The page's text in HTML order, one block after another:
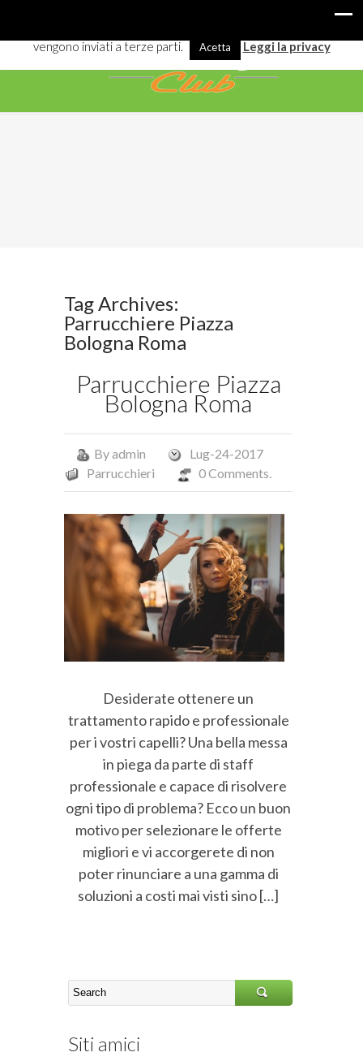
Tag Archives:
Parrucchiere Piazza
Bologna Roma
Parrucchiere Piazza
Bologna Roma
Byadmin
Lug-24-2017
Parrucchieri
0 Comments.
Desiderate ottenere un
trattamento rapido e professionale
per i vostri capelli? Una bella messa
in piega da parte di staff
professionale e capace di risolvere
ogni tipo di problema? Ecco un buon
motivo per selezionare le offerte
migliori e vi accorgerete di non
poter rinunciare a una gamma di
soluzioni a costi mai visti sino […]
Siti amici
vengono inviati a terze parti.
Acetta Leggi la privacy